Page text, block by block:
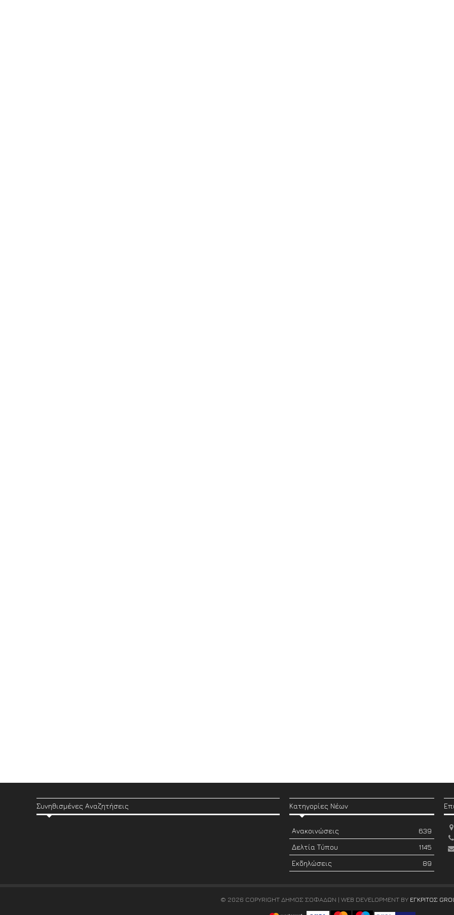
Συνηθισμένες Αναζητήσεις Κατηγορίες Νέων
Ανακοινώσεις
639
Δελτία Τύπου
1145
Εκδηλώσεις
89
© 2026 COPYRIGHT ΔΗΜΟΣ ΣΟΦΑΔΩΝ | WEB DEVELOPMENT BY ΕΓΚΡΙΤΟΣ